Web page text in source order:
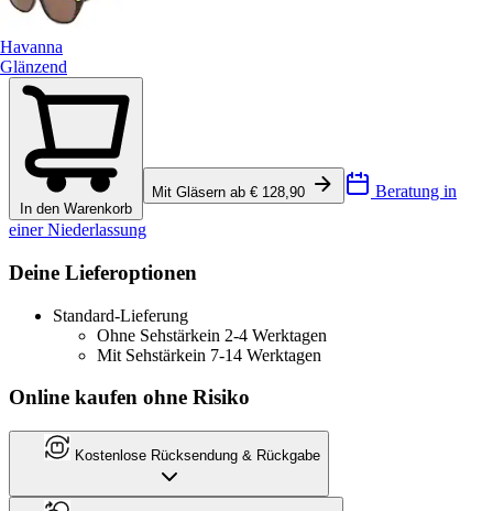
Havanna
Glänzend
In den Warenkorb
Mit Gläsern ab € 128,90 Beratung in
einer Niederlassung
Deine Lieferoptionen
Standard-Lieferung
Ohne Sehstärkein 2-4 Werktagen
Mit Sehstärkein 7-14 Werktagen
Online kaufen ohne Risiko
Kostenlose Rücksendung & Rückgabe